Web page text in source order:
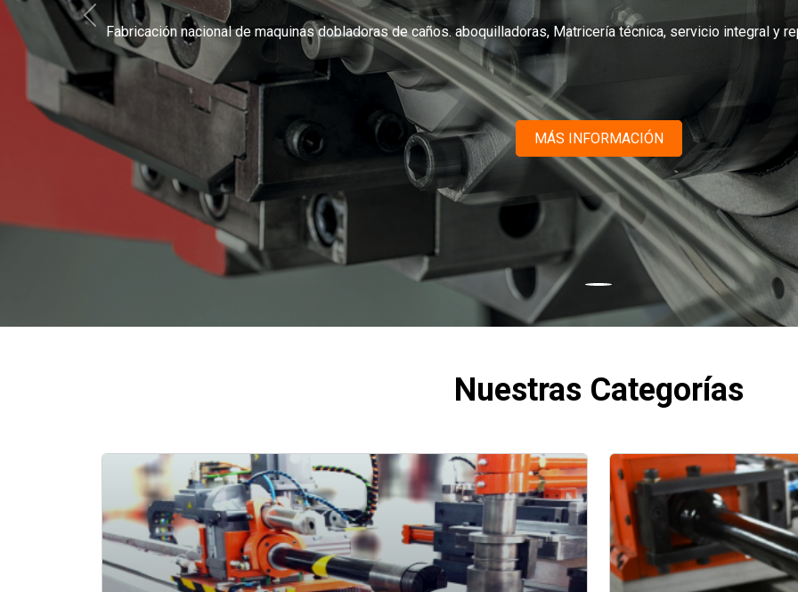
Fabricación nacional de maquinas dobladoras de caños. aboquilladoras, Matricería técnica, servicio integral y
MÁS INFORMACIÓN
Anterior
Nuestras Categorías